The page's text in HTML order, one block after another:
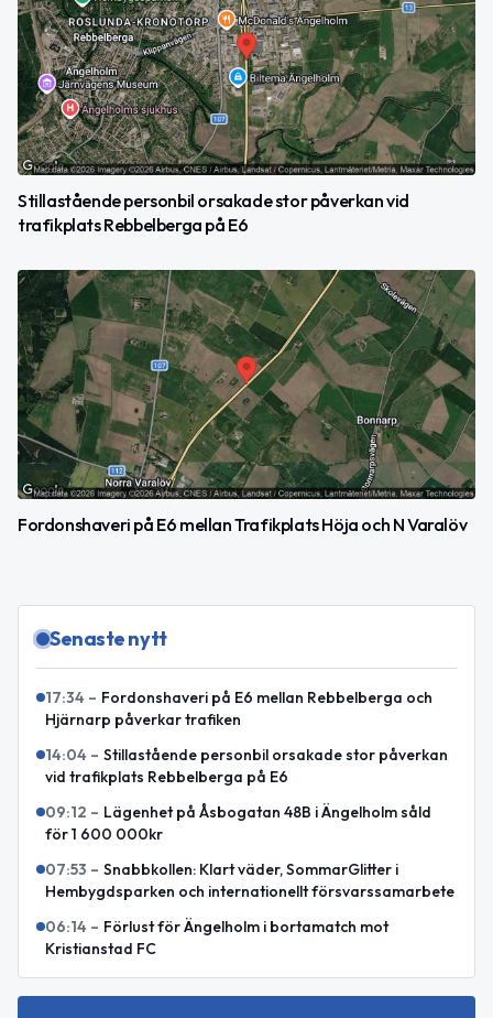
Stillastående personbil orsakade stor påverkan vid
trafikplats Rebbelberga på E6
Fordonshaveri på E6 mellan Trafikplats Höja och N Varalöv
Senaste nytt
17:34 – Fordonshaveri på E6 mellan Rebbelberga och
Hjärnarp påverkar trafiken
14:04 – Stillastående personbil orsakade stor påverkan
vid trafikplats Rebbelberga på E6
09:12 – Lägenhet på Åsbogatan 48B i Ängelholm såld
för 1 600 000kr
07:53 – Snabbkollen: Klart väder, SommarGlitter i
Hembygdsparken och internationellt försvarssamarbete
06:14 – Förlust för Ängelholm i bortamatch mot
Kristianstad FC